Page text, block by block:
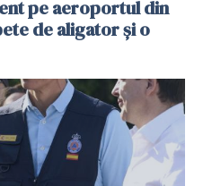
pe aeroportul din
de aligator și o